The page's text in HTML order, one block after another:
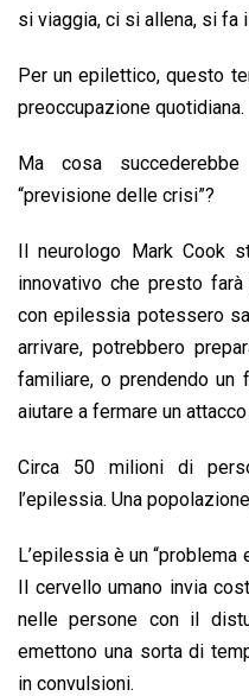
o
k
A
p
d
n
d
si viaggia, ci si allena, si fa
Per un epilettico, questo
preoccupazione quotidiana.
Ma cosa
“previsione delle crisi”?
Il neurologo Mark Cook
innovativo che presto
con epilessia potessero
arrivare, potrebbero
familiare, o prendendo un
aiutare a fermare un
Circa 50 milioni di
l’epilessia. Una
L’epilessia è un
Il cervello umano invia
nelle persone con il
emettono una sorta di
in convulsioni.